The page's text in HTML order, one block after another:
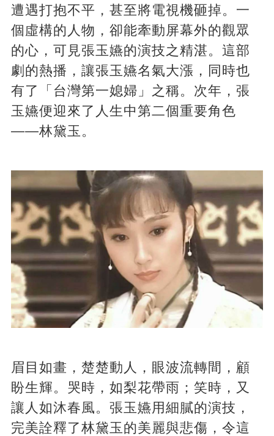
遭遇打抱不平，甚至將電視機砸掉。一
個虛構的人物，卻能牽動屏幕外的觀眾
的心，可見張玉嬿的演技之精湛。這部
劇的熱播，讓張玉嬿名氣大漲，同時也
有了「台灣第一媳婦」之稱。次年，張
玉嬿便迎來了人生中第二個重要角色
——林黛玉。
眉目如畫，楚楚動人，眼波流轉間，顧
盼生輝。哭時，如梨花帶雨；笑時，又
讓人如沐春風。張玉嬿用細膩的演技，
完美詮釋了林黛玉的美麗與悲傷，令這